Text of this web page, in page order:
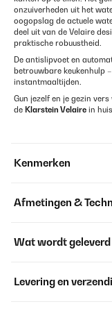
onzuiverheden uit het
oogopslag de actuele
deel uit van de Velaire
praktische robuustheid.
De antislipvoet en
betrouwbare keukenhulp
instantmaaltijden.
Gun jezelf en je gezin
de Klarstein Velaire in
Kenmerken
Afmetingen &
Wat wordt geleverd
Levering en